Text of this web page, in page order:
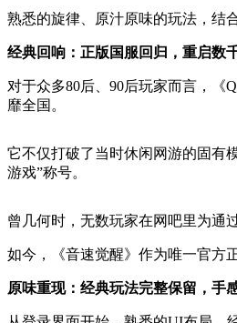
熟悉的旋律、原汁原味的玩法，结
经典回响：正版国服回归，重启数
对于众多80后、90后玩家而言，《
靡全国。
它不仅打破了当时休闲网游的固有
游戏”称号。
曾几何时，无数玩家在网吧里为通
如今，《音速觉醒》作为唯一官方
原味重现：经典玩法完整保留，手